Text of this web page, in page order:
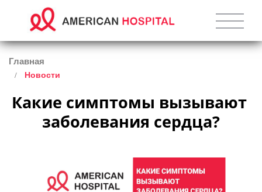
Главная
Новости
Какие симптомы вызывают
заболевания сердца?